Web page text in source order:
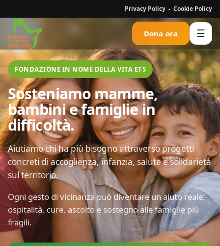
Privacy Policy - Cookie Policy
Dona ora ☰
FONDAZIONE IN NOME DELLA VITA ETS
Sosteniamo mamme,
bambini e famiglie in
difficoltà.
Aiutiamo chi ha più bisogno attraverso progetti
concreti di accoglienza, infanzia, salute e solidarietà
sul territorio.
Ogni gesto di vicinanza può diventare un aiuto reale:
ospitalità, cure, ascolto e sostegno alle famiglie più
fragili.